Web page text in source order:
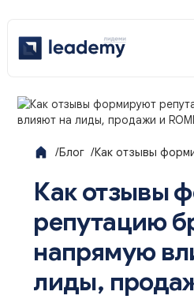
Услуги
/Блог /Как отзывы
Как отзывы
репутацию
напрямую
лиды,